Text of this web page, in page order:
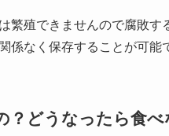
になっているので、そのま